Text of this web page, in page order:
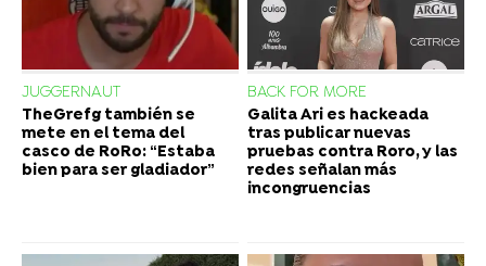
JUGGERNAUT
TheGrefg también se
mete en el tema del
casco de RoRo: “Estaba
bien para ser gladiador”
BACK FOR MORE
Galita Ari es hackeada
tras publicar nuevas
pruebas contra Roro, y las
redes señalan más
incongruencias